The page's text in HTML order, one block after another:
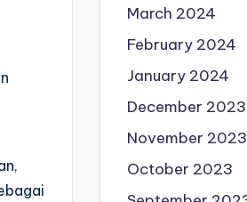
March 2024
February 2024
January 2024
December 2023
November 2023
October 2023